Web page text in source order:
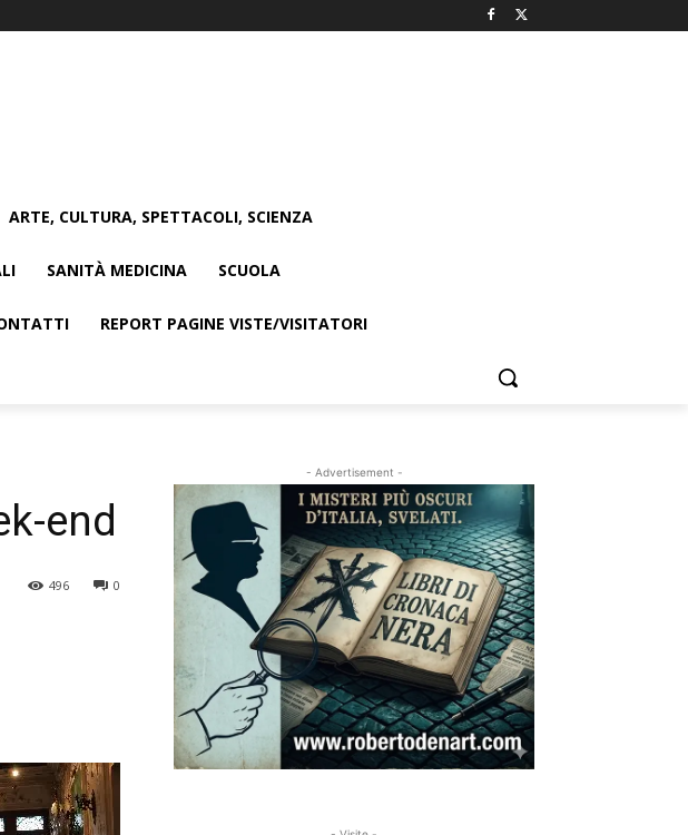
ARTE, CULTURA, SPETTACOLI, SCIENZA
SANITÀ MEDICINA SCUOLA
REPORT PAGINE VISTE/VISITATORI
end
0
496
- Advertisement -